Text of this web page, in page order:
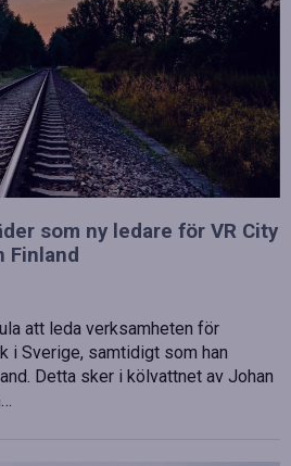
som ny ledare för VR City
Finland
att leda verksamheten för
i Sverige, samtidigt som han
Detta sker i kölvattnet av Johan